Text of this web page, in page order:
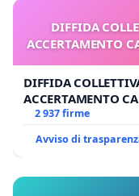
DIFFIDA
ACCERTAMENTO
DIFFIDA
ACCERTAMENTO
2 937 firme
Avviso di